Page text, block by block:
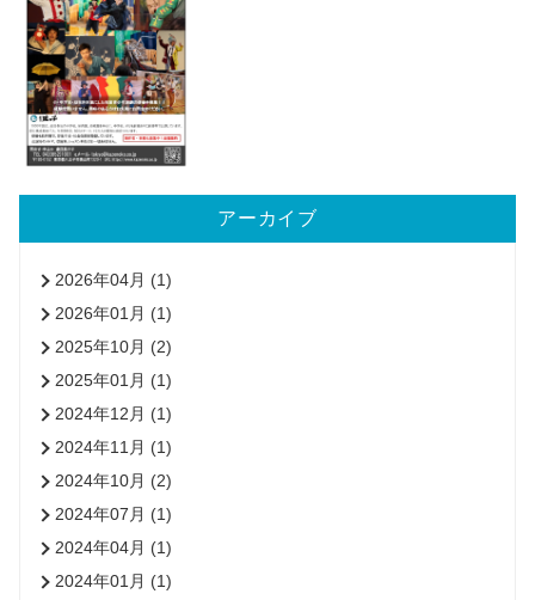
アーカイブ
2026年04月 (1)
2026年01月 (1)
2025年10月 (2)
2025年01月 (1)
2024年12月 (1)
2024年11月 (1)
2024年10月 (2)
2024年07月 (1)
2024年04月 (1)
2024年01月 (1)